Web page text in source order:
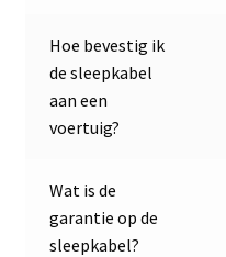
Hoe bevestig ik
de sleepkabel
aan een
voertuig?
Wat is de
garantie op de
sleepkabel?